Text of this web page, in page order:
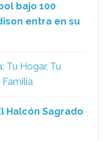
bajo 100
entra en su
Tu Hogar, Tu
Halcón Sagrado